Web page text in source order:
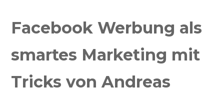
Facebook Werbung als
smartes Marketing mit
Tricks von Andreas